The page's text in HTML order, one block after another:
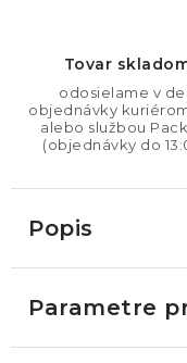
Tovar
odosielame v
objednávky
alebo službou
(objednávky do
Popis
Parametre